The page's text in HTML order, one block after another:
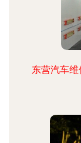
东营汽车